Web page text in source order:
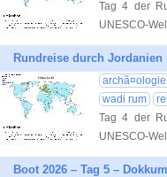
Tag 4 der
UNESCO-
Rundreise durch Jordanien
archã¤ologie
wadi rum
Tag 4 der
UNESCO-
Boot 2026 – Tag 5 –